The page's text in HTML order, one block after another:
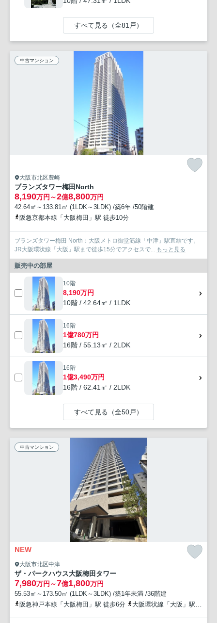
すべて見る（全81戸）
中古マンション
大阪市北区豊崎
ブランズタワー梅田North
8,190万円～2億8,800万円
42.64㎡～133.81㎡ (1LDK～3LDK) /築6年 /50階建
阪急京都本線「大阪梅田」駅 徒歩10分
ブランズタワー梅田 North：大阪メトロ御堂筋線「中津」駅直結です。
JR大阪環状線「大阪」駅まで徒歩15分でアクセスで... もっと見る
販売中の部屋
10階
8,190万円
10階 / 42.64㎡ / 1LDK
16階
1億780万円
16階 / 55.13㎡ / 2LDK
16階
1億3,490万円
16階 / 62.41㎡ / 2LDK
すべて見る（全50戸）
中古マンション
NEW
大阪市北区中津
ザ・パークハウス大阪梅田タワー
7,980万円～7億1,800万円
55.53㎡～173.50㎡ (1LDK～3LDK) /築1年未満 /36階建
阪急神戸本線「大阪梅田」駅 徒歩6分
大阪環状線「大阪」駅 徒歩10分